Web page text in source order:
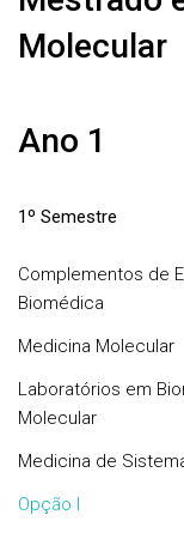
Molecular
Ano 1
1º Semestre
Complementos de
Biomédica
Medicina Molecular
Laboratórios em
Molecular
Medicina de
Opção I